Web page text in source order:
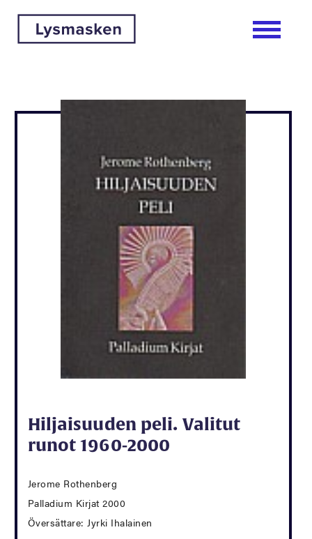
Hiljaisuuden peli. Valitut
runot 1960-2000
Jerome Rothenberg
Palladium Kirjat 2000
Översättare: Jyrki Ihalainen